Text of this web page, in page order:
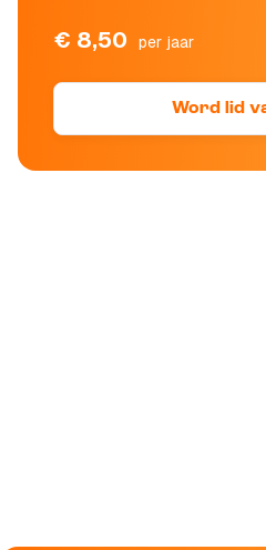
€ 8,50 per jaar
Word lid